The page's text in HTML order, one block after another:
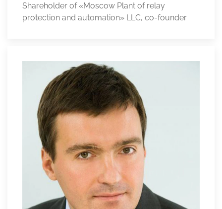
Shareholder of «Moscow Plant of relay
protection and automation» LLC, co-founder